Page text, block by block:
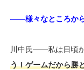
――様々なところから
川中氏――私は日頃か
う！ゲームだから勝